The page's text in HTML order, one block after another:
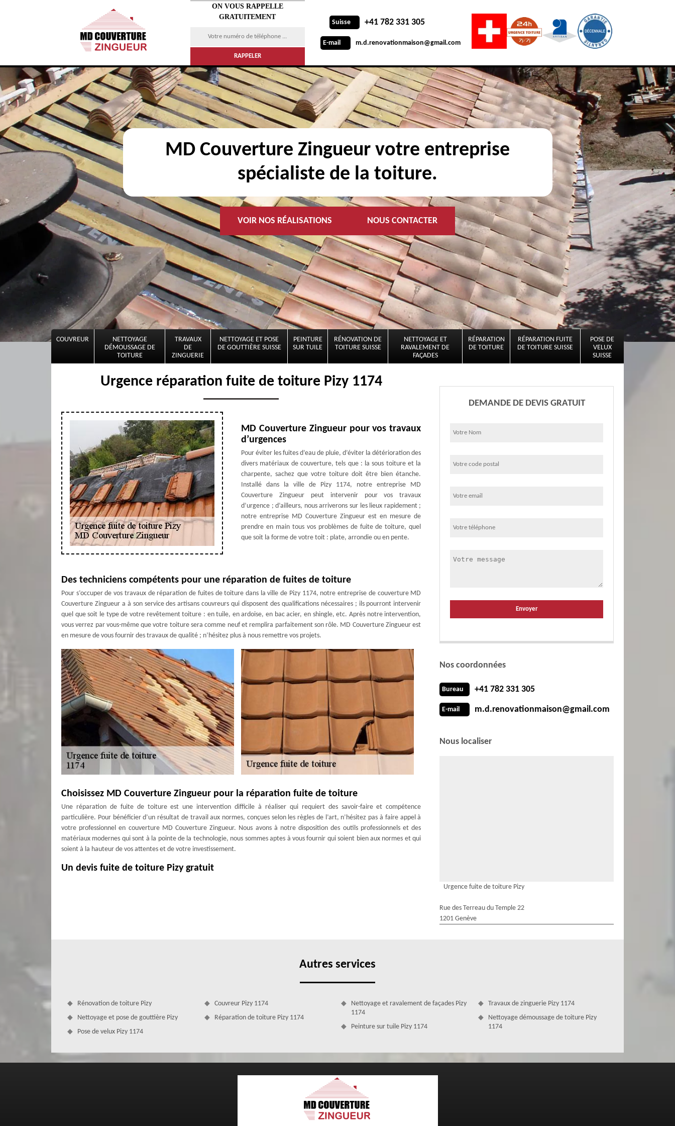
ON VOUS RAPPELLE
GRATUITEMENT
Suisse +41 782 331 305
E-mail m.d.renovationmaison@gmail.com
MD Couverture Zingueur votre entreprise
spécialiste de la toiture.
VOIR NOS RÉALISATIONS NOUS CONTACTER
COUVREUR
NETTOYAGE
DÉMOUSSAGE DE
TOITURE
TRAVAUX
DE
ZINGUERIE
NETTOYAGE ET POSE
DE GOUTTIÈRE SUISSE
PEINTURE
SUR TUILE
RÉNOVATION DE
TOITURE SUISSE
NETTOYAGE ET
RAVALEMENT DE
FAÇADES
RÉPARATION
DE TOITURE
RÉPARATION FUITE
DE TOITURE SUISSE
POSE DE
VELUX
SUISSE
Urgence réparation fuite de toiture Pizy 1174
MD Couverture Zingueur pour vos travaux
d’urgences
Pour éviter les fuites d’eau de pluie, d’éviter la détérioration des
divers matériaux de couverture, tels que : la sous toiture et la
charpente, sachez que votre toiture doit être bien étanche.
Installé dans la ville de Pizy 1174, notre entreprise MD
Couverture Zingueur peut intervenir pour vos travaux
d’urgence ; d’ailleurs, nous arriverons sur les lieux rapidement ;
notre entreprise MD Couverture Zingueur est en mesure de
prendre en main tous vos problèmes de fuite de toiture, quel
que soit la forme de votre toit : plate, arrondie ou en pente.
Des techniciens compétents pour une réparation de fuites de toiture
Pour s’occuper de vos travaux de réparation de fuites de toiture dans la ville de Pizy 1174, notre entreprise de couverture MD
Couverture Zingueur a à son service des artisans couvreurs qui disposent des qualifications nécessaires ; ils pourront intervenir
quel que soit le type de votre revêtement toiture : en tuile, en ardoise, en bac acier, en shingle, etc. Après notre intervention,
vous verrez par vous-même que votre toiture sera comme neuf et remplira parfaitement son rôle. MD Couverture Zingueur est
en mesure de vous fournir des travaux de qualité ; n’hésitez plus à nous remettre vos projets.
Choisissez MD Couverture Zingueur pour la réparation fuite de toiture
Une réparation de fuite de toiture est une intervention difficile à réaliser qui requiert des savoir-faire et compétence
particulière. Pour bénéficier d’un résultat de travail aux normes, conçues selon les règles de l’art, n’hésitez pas à faire appel à
votre professionnel en couverture MD Couverture Zingueur. Nous avons à notre disposition des outils professionnels et des
matériaux modernes qui sont à la pointe de la technologie, nous sommes aptes à vous fournir qui soient bien aux normes et qui
soient à la hauteur de vos attentes et de votre investissement.
Un devis fuite de toiture Pizy gratuit
MD Couverture Zingueur pour s’occuper de vos problèmes d’étanchéité toiture
MD Couverture Zingueur est une entreprise de couverture, nous sommes aptes à renforcer l’étanchéité de votre toiture dans la
ville de Pizy 1174. Nous sommes constitués de plusieurs artisans couvreurs 1174 très expérimentés, compétents et qui disposent
des savoir-faire requis pour renforcer l’étanchéité de votre toiture ou vos sous toiture. Pour la réalisation de vos projets, nous
DEMANDE DE DEVIS GRATUIT
Nos coordonnées
Bureau +41 782 331 305
E-mail m.d.renovationmaison@gmail.com
Nous localiser
Urgence fuite de toiture Pizy
Rue des Terreau du Temple 22
1201 Genève
Autres services
Rénovation de toiture Pizy
Nettoyage et pose de gouttière Pizy
Pose de velux Pizy 1174
Couvreur Pizy 1174
Réparation de toiture Pizy 1174
Nettoyage et ravalement de façades Pizy
1174
Peinture sur tuile Pizy 1174
Travaux de zinguerie Pizy 1174
Nettoyage démoussage de toiture Pizy
1174